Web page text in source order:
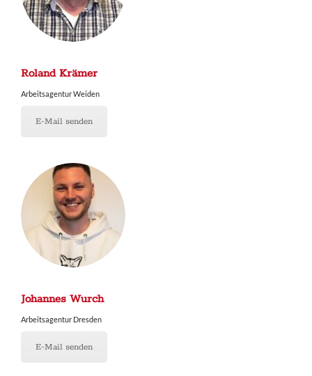
Roland Krämer
Arbeitsagentur Weiden
E-Mail senden
Johannes Wurch
Arbeitsagentur Dresden
E-Mail senden